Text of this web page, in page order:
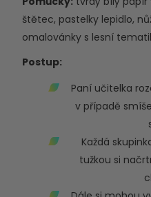
štětec, pastelky lepidlo,
omalovánky s lesní
Postup:
Paní učitelka
v případě
Každá
tužkou si